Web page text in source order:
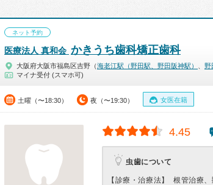
ネット予約
医療法人 真和会 かきうち歯科矯正歯科
大阪府大阪市福島区吉野（海老江駅（野田駅、野田阪神駅） 野
マイナ受付 (スマホ可)
土曜（〜18:30） 夜（〜19:30） 女医在籍
4.45
虫歯について
【診療・治療法】
根管治療